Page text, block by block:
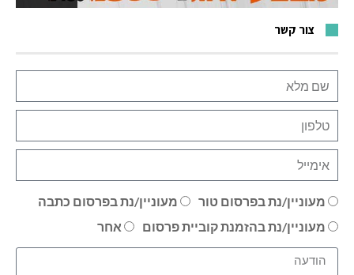
צור קשר
מעוניין/נת בפרסום טור
מעוניין/נת בפרסום כתבה
מעוניין/נת בהזמנת קוביית פרסום
אחר